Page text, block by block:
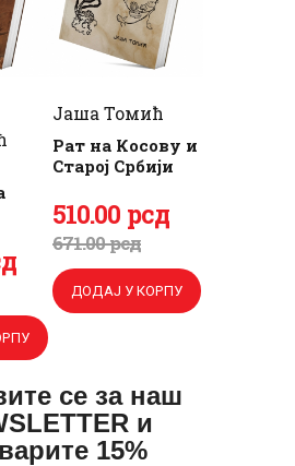
Јаша Томић
Рат на Косову и
Старој Србији
671.00рсд
Оригинална
цена
је
била:
0
рсд.
510.00 рсд
Тренутна
цена
је:
510.
рсд.
ДОДАЈ У КОРПУ
се за наш
и
15%